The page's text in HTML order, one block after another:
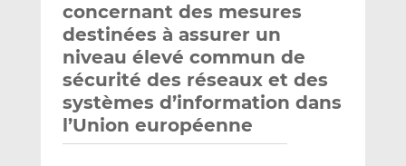
concernant des mesures
destinées à assurer un
niveau élevé commun de
sécurité des réseaux et des
systèmes d’information dans
l’Union européenne